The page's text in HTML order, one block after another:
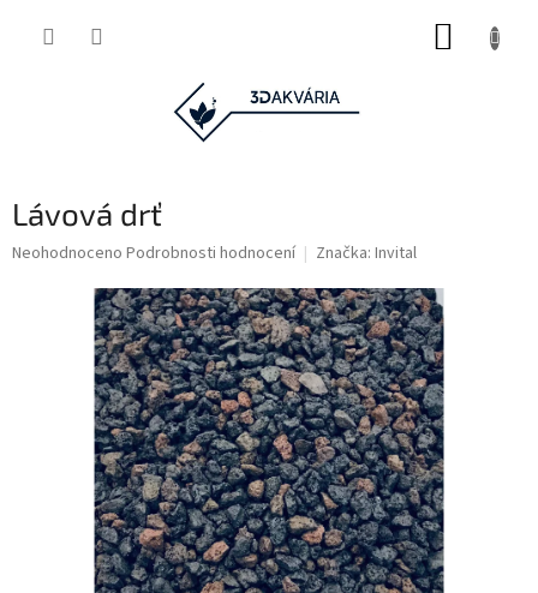
Lávová drť
Průměrné
Neohodnoceno Podrobnosti hodnocení Značka: Invital